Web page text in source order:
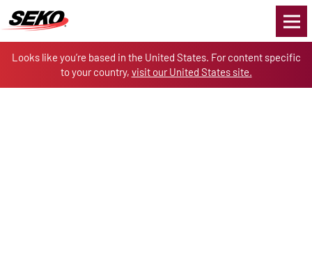
Looks like you’re based in the United States. For content specific
to your country, visit our United States site.